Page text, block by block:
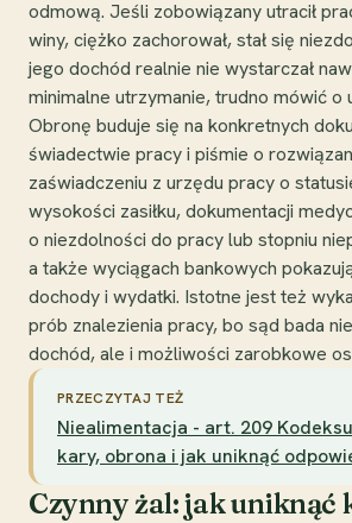
odmową. Jeśli zobowiązany utracił
winy, ciężko zachorował, stał się
jego dochód realnie nie wystarczał
minimalne utrzymanie, trudno mówić o
Obronę buduje się na konkretnych
świadectwie pracy i piśmie o
zaświadczeniu z urzędu pracy o
wysokości zasiłku, dokumentacji
o niezdolności do pracy lub stopniu
a także wyciągach bankowych
dochody i wydatki. Istotne jest też
prób znalezienia pracy, bo sąd bada
dochód, ale i możliwości zarobkowe
PRZECZYTAJ TEŻ
Niealimentacja - art. 209
kary, obrona i jak uniknąć
Czynny żal: jak uniknąć